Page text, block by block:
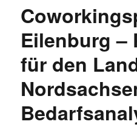
Eilenburg –
für den